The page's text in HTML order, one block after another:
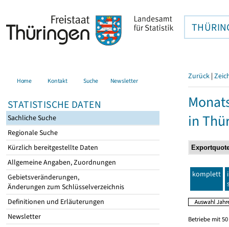
Home Kontakt Suche Newsletter
STATISTISCHE DATEN
Sachliche Suche
Regionale Suche
Kürzlich bereitgestellte Daten
Allgemeine Angaben, Zuordnungen
Gebietsveränderungen,
Änderungen zum Schlüsselverzeichnis
Definitionen und Erläuterungen
Newsletter
Zurück |
in
komplett
Betriebe mit